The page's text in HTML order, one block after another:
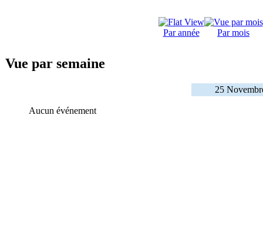
Par année Par mois
Vue par semaine
25
Aucun événement